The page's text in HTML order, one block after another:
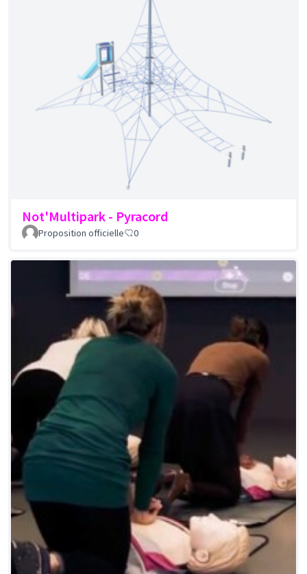
Not'Multipark - Pyracord
Proposition officielle 0